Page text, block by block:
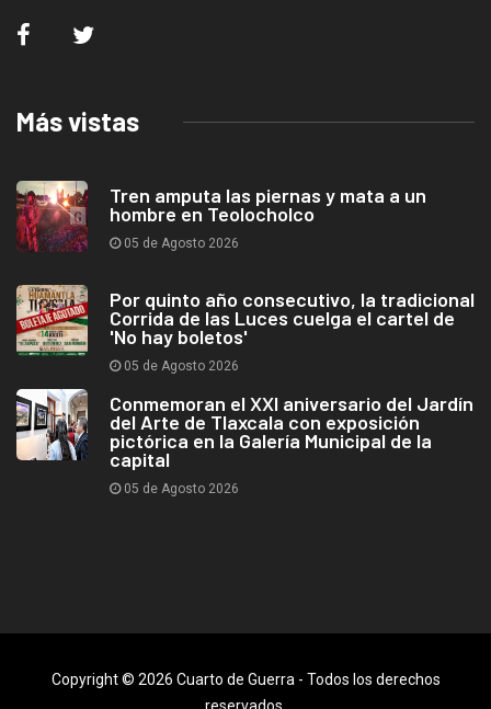
Más vistas
Tren amputa las piernas y mata a un
hombre en Teolocholco
05 de Agosto 2026
Por quinto año consecutivo, la tradicional
Corrida de las Luces cuelga el cartel de
'No hay boletos'
05 de Agosto 2026
Conmemoran el XXI aniversario del Jardín
del Arte de Tlaxcala con exposición
pictórica en la Galería Municipal de la
capital
05 de Agosto 2026
Copyright © 2026 Cuarto de Guerra - Todos los derechos